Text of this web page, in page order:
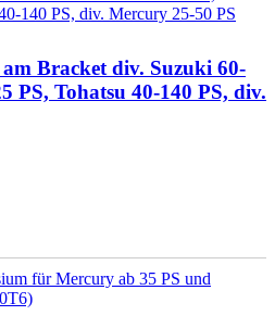
Bracket div. Suzuki 60-
PS, Tohatsu 40-140 PS, div.